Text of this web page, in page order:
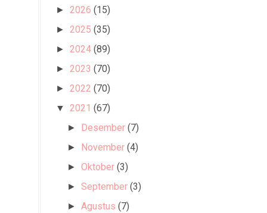
► 2026 (15)
► 2025 (35)
► 2024 (89)
► 2023 (70)
► 2022 (70)
▼ 2021 (67)
► Desember (7)
► November (4)
►Oktober (3)
►September (3)
►Agustus (7)